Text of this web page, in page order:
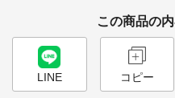
この商品の
LINE コピー